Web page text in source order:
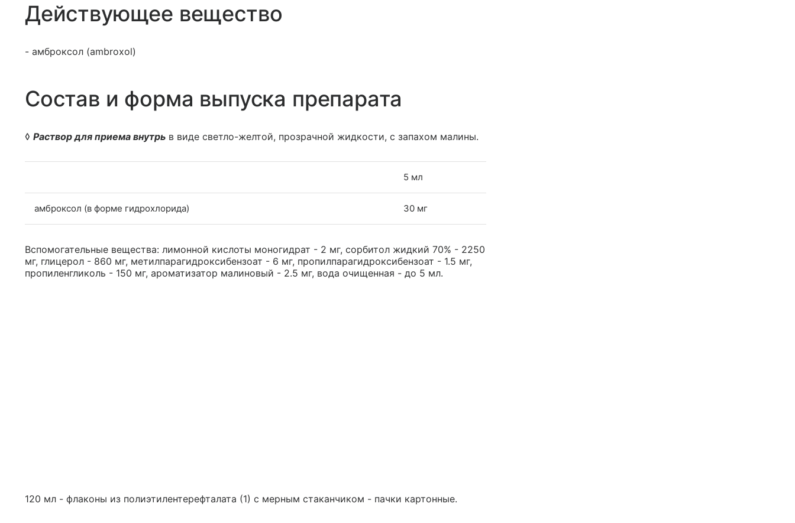
Действующее вещество
- амброксол (ambroxol)
Состав и форма выпуска препарата
◊ Раствор для приема внутрь в виде светло-желтой, прозрачной жидкости, с запахом малины.
5 мл
амброксол (в форме гидрохлорида) 30 мг
Вспомогательные вещества: лимонной кислоты моногидрат - 2 мг, сорбитол жидкий 70% - 2250
мг, глицерол - 860 мг, метилпарагидроксибензоат - 6 мг, пропилпарагидроксибензоат - 1.5 мг,
пропиленгликоль - 150 мг, ароматизатор малиновый - 2.5 мг, вода очищенная - до 5 мл.
120 мл - флаконы из полиэтилентерефталата (1) с мерным стаканчиком - пачки картонные.